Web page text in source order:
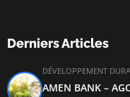
Derniers Articles
DÉVELOPPEMENT
AMEN BANK –